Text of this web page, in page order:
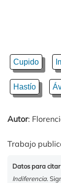
Cupido
Hastío
Autor:
Trabajo
Datos para
Indiferencia.